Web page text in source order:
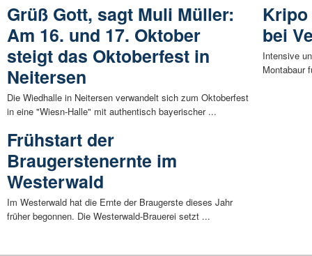
Grüß Gott, sagt Muli Müller:
Am 16. und 17. Oktober
steigt das Oktoberfest in
Neitersen
Die Wiedhalle in Neitersen verwandelt sich zum Oktoberfest
in eine "Wiesn-Halle" mit authentisch bayerischer ...
Frühstart der
Braugerstenernte im
Westerwald
Im Westerwald hat die Ernte der Braugerste dieses Jahr
früher begonnen. Die Westerwald-Brauerei setzt ...
bei
Intensive
Montabaur